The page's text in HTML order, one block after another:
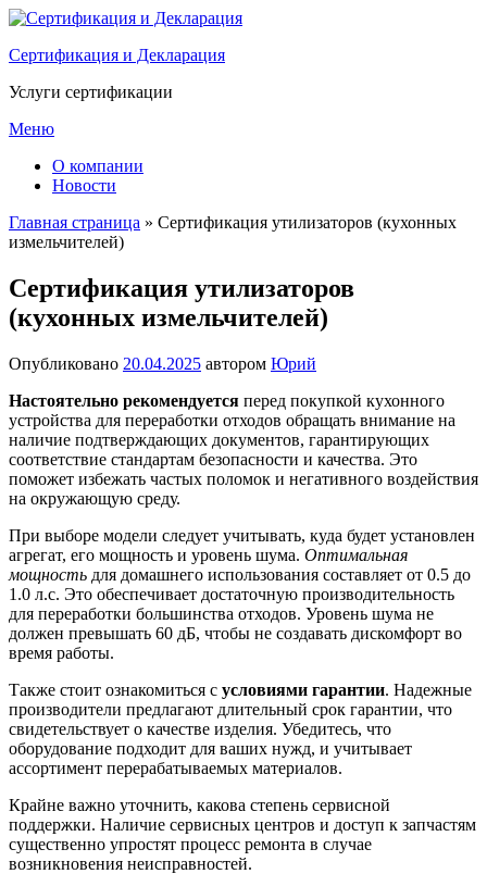
Перейти
содержимому
Сертификация и Декларация
Услуги сертификации
Меню
О компании
Новости
Главная страница » Сертификация утилизаторов (кухонных
измельчителей)
Сертификация утилизаторов
(кухонных измельчителей)
Опубликовано 20.04.2025 автором Юрий
Настоятельно рекомендуется перед покупкой кухонного
устройства для переработки отходов обращать внимание на
наличие подтверждающих документов, гарантирующих
соответствие стандартам безопасности и качества. Это
поможет избежать частых поломок и негативного воздействия
на окружающую среду.
При выборе модели следует учитывать, куда будет установлен
агрегат, его мощность и уровень шума. Оптимальная
мощность для домашнего использования составляет от 0.5 до
1.0 л.с. Это обеспечивает достаточную производительность
для переработки большинства отходов. Уровень шума не
должен превышать 60 дБ, чтобы не создавать дискомфорт во
время работы.
Также стоит ознакомиться с условиями гарантии. Надежные
производители предлагают длительный срок гарантии, что
свидетельствует о качестве изделия. Убедитесь, что
оборудование подходит для ваших нужд, и учитывает
ассортимент перерабатываемых материалов.
Крайне важно уточнить, какова степень сервисной
поддержки. Наличие сервисных центров и доступ к запчастям
существенно упростят процесс ремонта в случае
возникновения неисправностей.